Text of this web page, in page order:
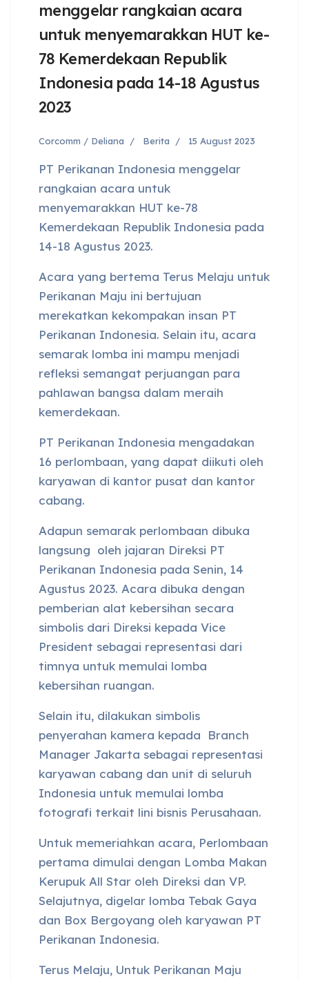
menggelar rangkaian acara
untuk menyemarakkan HUT ke-
78 Kemerdekaan Republik
Indonesia pada 14-18 Agustus
2023
Corcomm / Deliana Berita 15 August 2023
PT Perikanan Indonesia menggelar
rangkaian acara untuk
menyemarakkan HUT ke-78
Kemerdekaan Republik Indonesia pada
14-18 Agustus 2023.
Acara yang bertema Terus Melaju untuk
Perikanan Maju ini bertujuan
merekatkan kekompakan insan PT
Perikanan Indonesia. Selain itu, acara
semarak lomba ini mampu menjadi
refleksi semangat perjuangan para
pahlawan bangsa dalam meraih
kemerdekaan.
PT Perikanan Indonesia mengadakan
16 perlombaan, yang dapat diikuti oleh
karyawan di kantor pusat dan kantor
cabang.
Adapun semarak perlombaan dibuka
langsung oleh jajaran Direksi PT
Perikanan Indonesia pada Senin, 14
Agustus 2023. Acara dibuka dengan
pemberian alat kebersihan secara
simbolis dari Direksi kepada Vice
President sebagai representasi dari
timnya untuk memulai lomba
kebersihan ruangan.
Selain itu, dilakukan simbolis
penyerahan kamera kepada Branch
Manager Jakarta sebagai representasi
karyawan cabang dan unit di seluruh
Indonesia untuk memulai lomba
fotografi terkait lini bisnis Perusahaan.
Untuk memeriahkan acara, Perlombaan
pertama dimulai dengan Lomba Makan
Kerupuk All Star oleh Direksi dan VP.
Selajutnya, digelar lomba Tebak Gaya
dan Box Bergoyang oleh karyawan PT
Perikanan Indonesia.
Terus Melaju, Untuk Perikanan Maju